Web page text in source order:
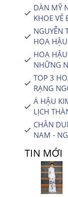
DÀN MỸ
KHOE VẺ
NGUYỄN
HOA
HOA
NHỮNG
TOP 3
RẠNG
Á HẬU
LỊCH
CHÂN
NAM -
TIN MỚI